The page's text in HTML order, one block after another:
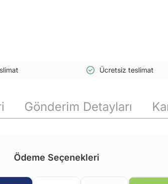
Ücretsiz teslimat
Gönderim Detayları
Ödeme Seçenekleri